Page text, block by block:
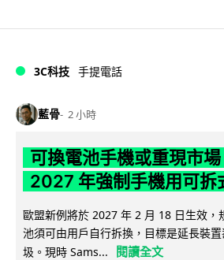
3C科技 手提電話
藍骨 2 小時
可換電池手機或重現市
2027 年強制手機用可拆
歐盟新例將於 2027 年 2 月 18 日生效，
池須可由用戶自行拆換，目標是延長裝
圾。現時 Sams...
閱讀全文